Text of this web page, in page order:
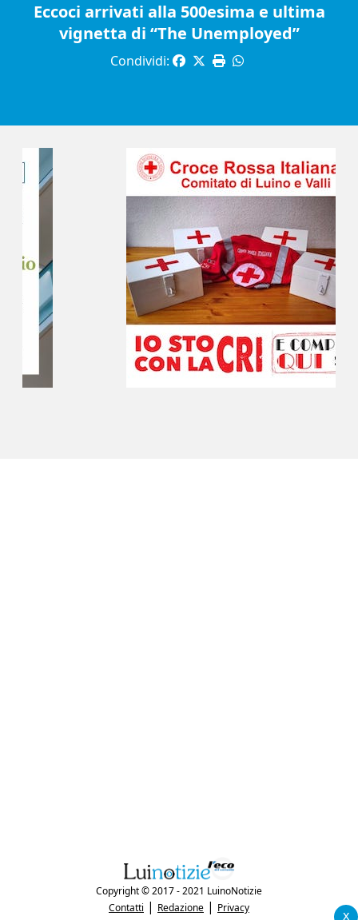
Eccoci arrivati alla 500esima e ultima
vignetta di “The Unemployed”
Condividi:
x
Copyright © 2017 - 2021 LuinoNotizie
Contatti | Redazione | Privacy